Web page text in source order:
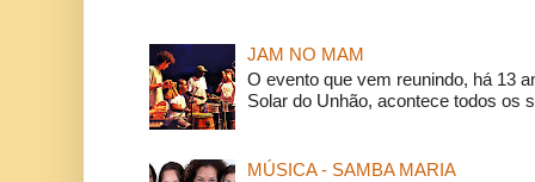
JAM NO MAM
O evento que vem reunindo, há 13
Solar do Unhão, acontece todos os
MÚSICA - SAMBA MARIA